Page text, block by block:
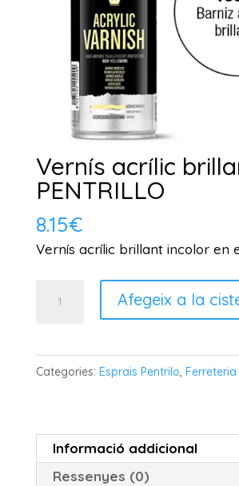
Vernís acrílic
PENTRILLO
8.15€
Vernís acrílic brillant incolor en
acrílic
brillant
Afegeix a la
Categories: Esprais Pentrilo, Ferreteria
Informació addicional
Ressenyes (0)